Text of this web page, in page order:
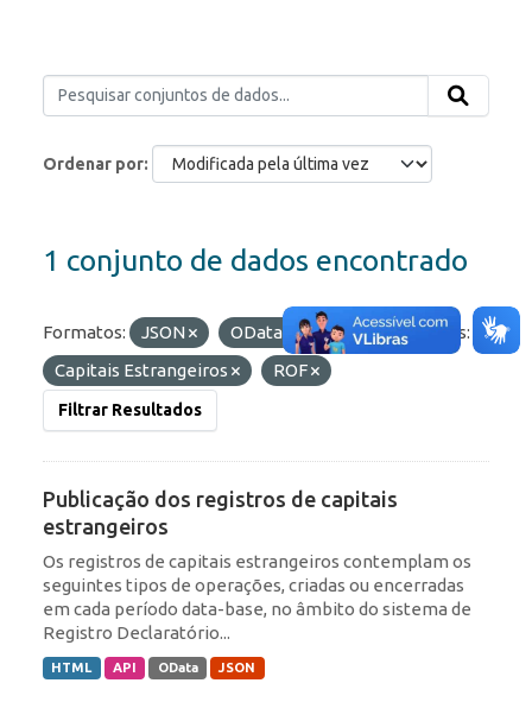
Ordenar por
1 conjunto de dados encontrado
Formatos: JSON OData API
Etiquetas:
Capitais Estrangeiros
ROF
Filtrar Resultados
Publicação dos registros de capitais
estrangeiros
Os registros de capitais estrangeiros contemplam os
seguintes tipos de operações, criadas ou encerradas
em cada período data-base, no âmbito do sistema de
Registro Declaratório...
HTML API OData JSON